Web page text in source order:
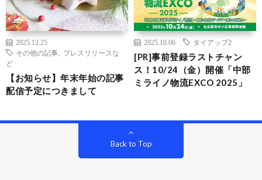
2025.12.25
その他の記事
プレスリリースな
ど
【お知らせ】年末年始の記事
配信予定につきまして
2025.10.06 タイアップ2
[PR]事前登録ラストチャン
ス！10/24（金）開催「中部
ミライノ物流EXCO 2025」
Back to Top